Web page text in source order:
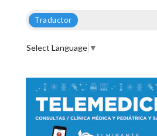
Traductor
Select Language ▼